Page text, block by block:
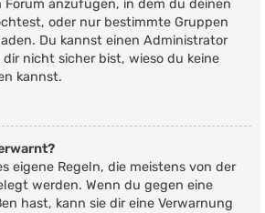
Forum anzufügen, in dem du deinen
oder nur bestimmte Gruppen
Du kannst einen Administrator
nicht sicher bist, wieso du keine
kannst.
eigene Regeln, die meistens von der
werden. Wenn du gegen eine
hast, kann sie dir eine Verwarnung